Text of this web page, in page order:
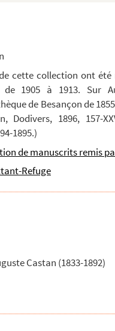
cette collection ont
de 1905 à 1913. Sur
de Besançon de
Dodivers, 1896, 157-
1895.)
de manuscrits remis
Refuge
Castan (1833-1892)